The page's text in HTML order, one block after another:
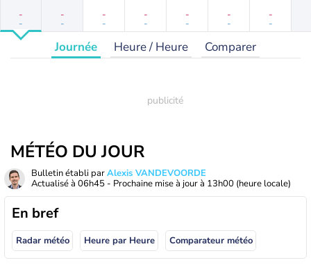
-
-
-
-
-
-
-
-
-
-
-
-
-
-
Journée Heure / Heure Comparer
MÉTÉO DU JOUR
Bulletin établi parAlexis VANDEVOORDE
Actualisé à 06h45 - Prochaine mise à jour à 13h00 (heure locale)
En bref
Radar météo Heure par Heure Comparateur météo